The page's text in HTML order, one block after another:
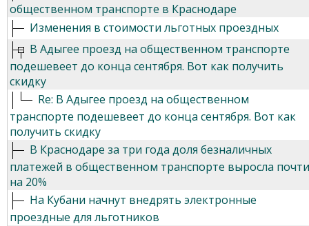
общественном транспорте в Краснодаре
Изменения в стоимости льготных проездных
В Адыгее проезд на общественном транспорте
подешевеет до конца сентября. Вот как получить
скидку
Re: В Адыгее проезд на общественном
транспорте подешевеет до конца сентября. Вот как
получить скидку
В Краснодаре за три года доля безналичных
платежей в общественном транспорте выросла почти
на 20%
На Кубани начнут внедрять электронные
проездные для льготников